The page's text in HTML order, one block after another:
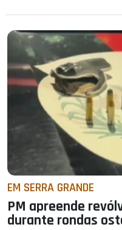
EM SERRA GRANDE
PM apreende
durante rondas